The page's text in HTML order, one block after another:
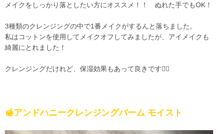
メイクをしっかり落としたい方にオススメ！！ ぬれた手でもOK！
3種類のクレンジングの中で1番メイクがするんと落ちました。
私はコットンを使用してメイクオフしてみましたが、アイメイクも
綺麗にとれました！
クレンジングだけれど、保湿効果もあって良きです🙆‍♀️
🍯アンドハニークレンジングバーム モイスト